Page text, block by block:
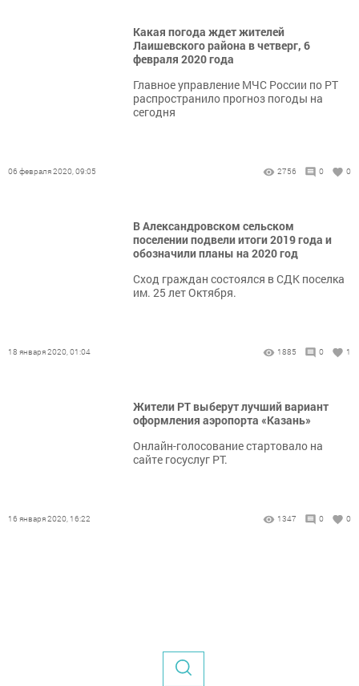
Какая погода ждет жителей
Лаишевского района в четверг, 6
февраля 2020 года
Главное управление МЧС России по РТ
распространило прогноз погоды на
сегодня
06 февраля 2020, 09:05 2756 0 0
В Александровском сельском
поселении подвели итоги 2019 года и
обозначили планы на 2020 год
Сход граждан состоялся в СДК поселка
им. 25 лет Октября.
18 января 2020, 01:04 1885 0 1
Жители РТ выберут лучший вариант
оформления аэропорта «Казань»
Онлайн-голосование стартовало на
сайте госуслуг РТ.
16 января 2020, 16:22 1347 0 0